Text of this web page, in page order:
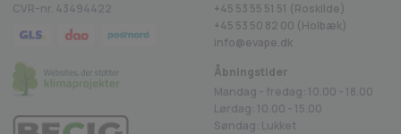
CVR-nr. 43494422
+45 53 55 51 51 (Roskilde)
+45 53 50 82 00 (Holbæk)
info@evape.dk
Åbningstider
Mandag - fredag: 10.00 - 18.00
Lørdag: 10.00 - 15.00
Søndag: Lukket